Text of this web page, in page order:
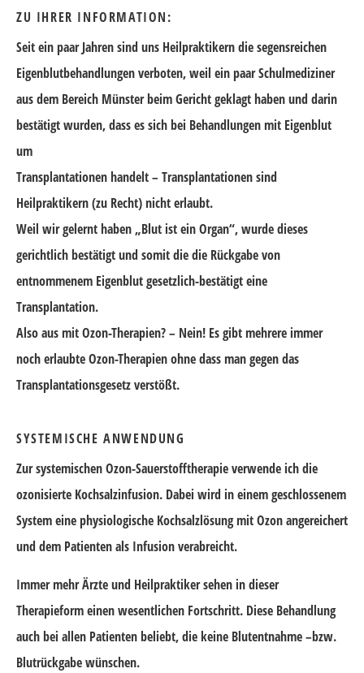
ZU IHRER INFORMATION:
Seit ein paar Jahren sind uns Heilpraktikern die segensreichen
Eigenblutbehandlungen verboten, weil ein paar Schulmediziner
aus dem Bereich Münster beim Gericht geklagt haben und darin
bestätigt wurden, dass es sich bei Behandlungen mit Eigenblut
um
Transplantationen handelt – Transplantationen sind
Heilpraktikern (zu Recht) nicht erlaubt.
Weil wir gelernt haben „Blut ist ein Organ“, wurde dieses
gerichtlich bestätigt und somit die die Rückgabe von
entnommenem Eigenblut gesetzlich-bestätigt eine
Transplantation.
Also aus mit Ozon-Therapien? – Nein! Es gibt mehrere immer
noch erlaubte Ozon-Therapien ohne dass man gegen das
Transplantationsgesetz verstößt.
SYSTEMISCHE ANWENDUNG
Zur systemischen Ozon-Sauerstofftherapie verwende ich die
ozonisierte Kochsalzinfusion. Dabei wird in einem geschlossenem
System eine physiologische Kochsalzlösung mit Ozon angereichert
und dem Patienten als Infusion verabreicht.
Immer mehr Ärzte und Heilpraktiker sehen in dieser
Therapieform einen wesentlichen Fortschritt. Diese Behandlung
auch bei allen Patienten beliebt, die keine Blutentnahme –bzw.
Blutrückgabe wünschen.